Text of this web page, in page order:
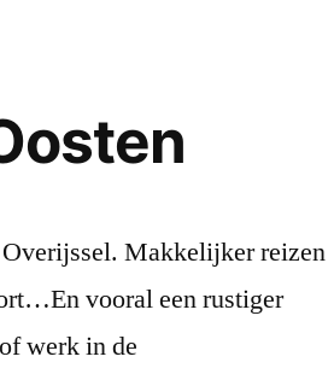
Makkelijker reizen
vooral een rustiger
werk in de